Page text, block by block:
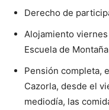
Derecho de
Alojamiento
Escuela de
Pensión completa,
Cazorla, desde el
mediodía, las